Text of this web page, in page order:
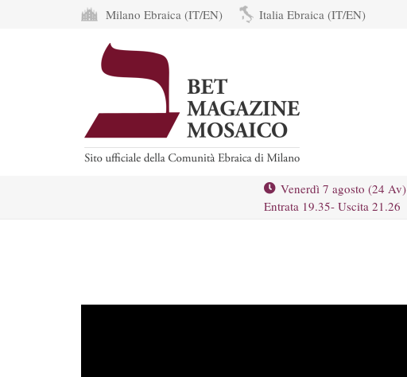
Milano Ebraica (IT/EN) Italia Ebraica (IT/EN)
Venerdì 7 agosto (24 Av)
Entrata 19.35- Uscita 21.26